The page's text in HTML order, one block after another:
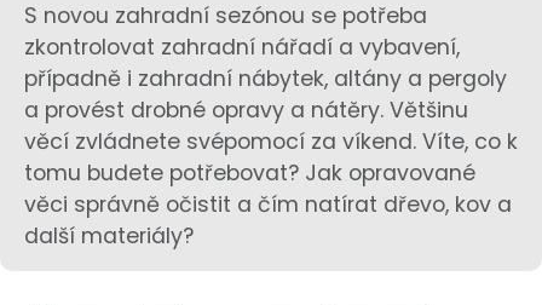
S novou zahradní sezónou se potřeba
zkontrolovat zahradní nářadí a vybavení,
případně i zahradní nábytek, altány a pergoly
a provést drobné opravy a nátěry. Většinu
věcí zvládnete svépomocí za víkend. Víte, co k
tomu budete potřebovat? Jak opravované
věci správně očistit a čím natírat dřevo, kov a
další materiály?